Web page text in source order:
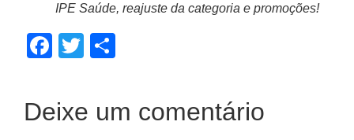
IPE Saúde, reajuste da categoria e promoções!
Facebook
Twitter
Deixe um comentário